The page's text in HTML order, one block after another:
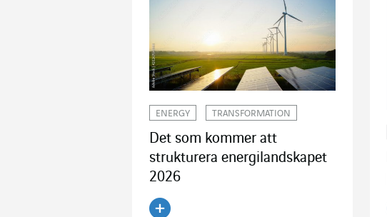
ENERGY TRANSFORMATION
Det som kommer att
strukturera energilandskapet
2026